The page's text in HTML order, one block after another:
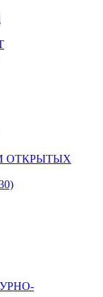
ОТКРЫТЫХ